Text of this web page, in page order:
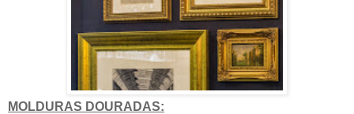
MOLDURAS DOURADAS: